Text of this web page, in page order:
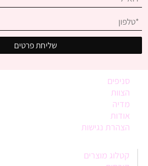
סניפים
הצוות
מדיה
אודות
הצהרת נגישות
קטלוג מוצרים